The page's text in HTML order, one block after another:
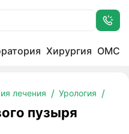
Хирургия ОМС
лечения Урология
женщин
пузыря